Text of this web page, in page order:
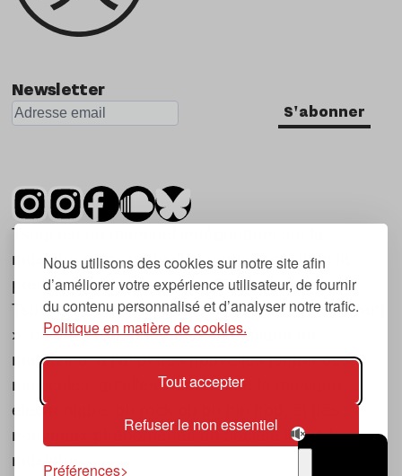
Nous utilisons des cookies sur notre site afin
d’améliorer votre expérience utilisateur, de fournir
du contenu personnalisé et d’analyser notre trafic.
Politique en matière de cookies.
Tout accepter
Refuser le non essentiel
Préférences
Newsletter
S'abonner
Tsugi est un mensuel indépendant sur la
musique et les nouvelles tendances, dont la
première parution date de 2007.
Tsugi en japonais signifie « prochain », « suivant
», ce qui correspond à la thématique du
magazine, à l’affût des nouvelles tendances
musicales, qu’elles viennent de la musique
électronique, du rock ou du hip hop, et des
nouveaux phénomènes de société liés à la
musique.